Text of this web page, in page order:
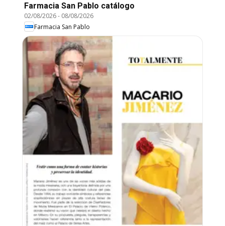
Farmacia San Pablo catálogo
02/08/2026- 08/08/2026
Farmacia San Pablo